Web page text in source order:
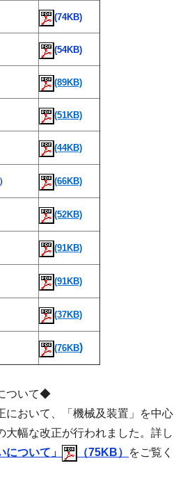
(74KB)
(54KB)
(89KB)
(51KB)
(44KB)
(66KB)
(52KB)
(91KB)
(91KB)
(37KB)
(76KB)
ついて◆
おいて、「機械及装置」を中心
大幅な改正が行われました。詳し
について」 （75KB）
をご覧く